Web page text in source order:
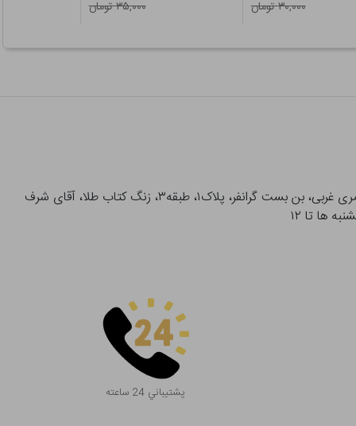
۳۰,۰۰۰ تومان
۳۵,۰۰۰ تومان
آدرس تحویل حضوری سفارشات: میدان انقلاب، خیابان انقلاب، خیابان ۱۲ فروردین، خیابان شهدای ژاندارمری غربی، بن بست گرانفر، پلاک۱، طبقه۳، زنگ کتاب طلا، آقای شرف
پشتيباني 24 ساعته